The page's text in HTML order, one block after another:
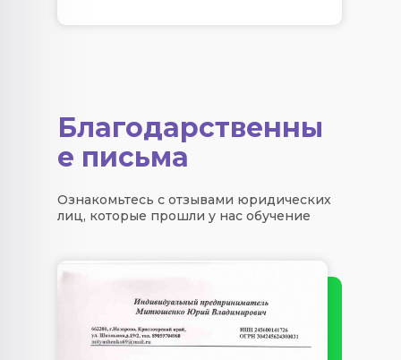
Благодарственны
е письма
Ознакомьтесь с отзывами юридических
лиц, которые прошли у нас обучение